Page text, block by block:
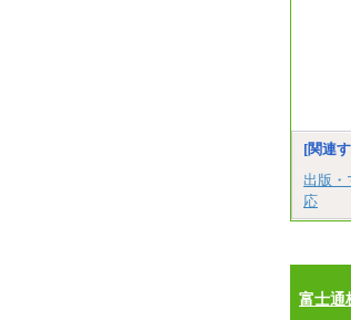
[関連
出版・
応
富士通